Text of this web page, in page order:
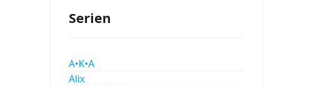
Serien
A•K•A
Alix